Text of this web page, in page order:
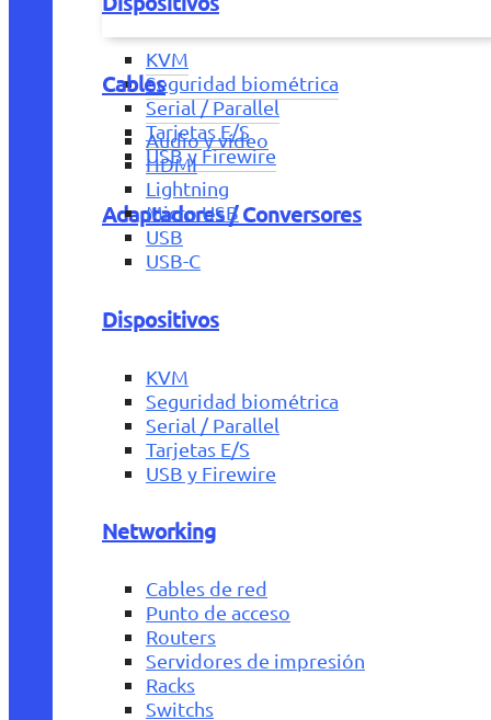
KVM
Seguridad biométrica
Serial / Parallel
Tarjetas E/S
USB y Firewire
Adaptadores / Conversores
Cables
Audio y vídeo
HDMI
Lightning
Micro USB
USB
USB-C
Dispositivos
KVM
Seguridad biométrica
Serial / Parallel
Tarjetas E/S
USB y Firewire
Networking
Cables de red
Punto de acceso
Routers
Servidores de impresión
Racks
Switchs